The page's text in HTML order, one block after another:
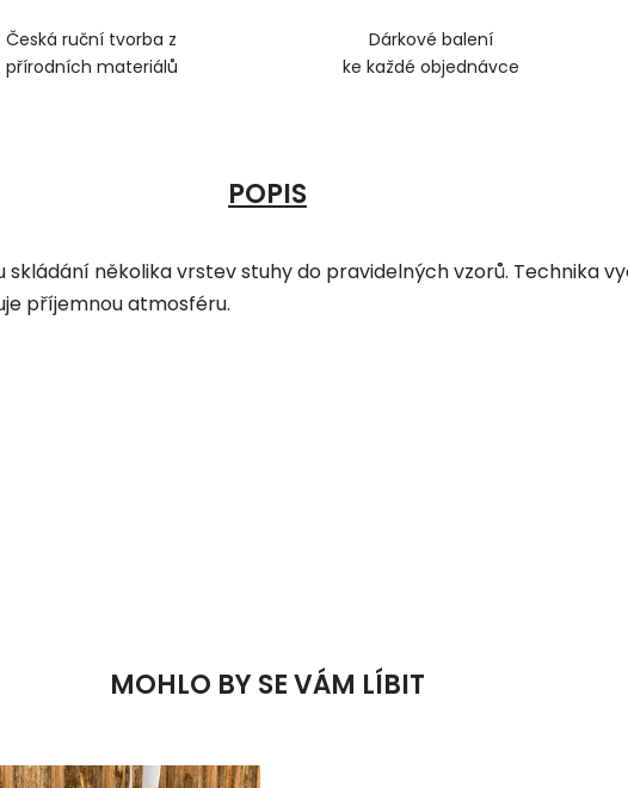
Česká ruční tvorba z
přírodních materiálů
Dárkové balení
ke každé objednávce
POPIS
několika vrstev stuhy do pravidelných vzorů. Technika
příjemnou atmosféru.
MOHLO BY SE VÁM LÍBIT